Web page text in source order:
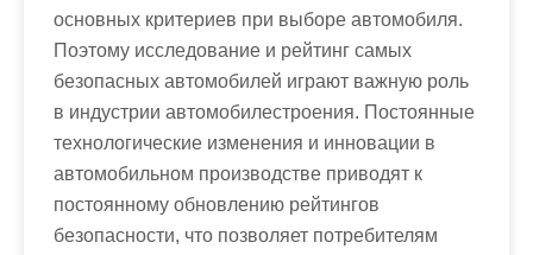
основных критериев при выборе автомобиля.
Поэтому исследование и рейтинг самых
безопасных автомобилей играют важную роль
в индустрии автомобилестроения. Постоянные
технологические изменения и инновации в
автомобильном производстве приводят к
постоянному обновлению рейтингов
безопасности, что позволяет потребителям